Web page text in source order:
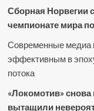
Сборная Норвегии
чемпионате мира
Современные медиа
эффективным в
потока
«Локомотив»
вытащили